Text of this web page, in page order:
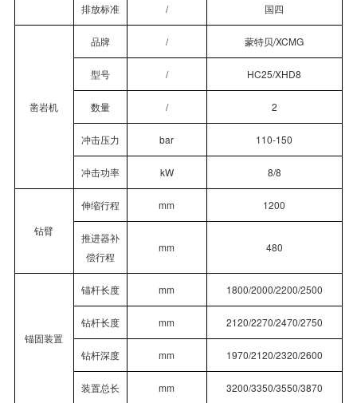
排放标准 / 国四
凿岩机
品牌 / 蒙特贝/XCMG
型号 / HC25/XHD8
数量 / 2
冲击压力 bar 110-150
冲击功率 kW 8/8
钻臂
伸缩行程 mm 1200
推进器补
偿行程
mm 480
锚固装置
锚杆长度 mm 1800/2000/2200/2500
钻杆长度 mm 2120/2270/2470/2750
钻杆深度 mm 1970/2120/2320/2600
装置总长 mm 3200/3350/3550/3870